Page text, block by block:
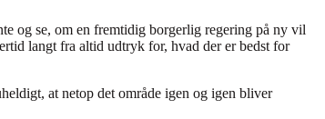
og se, om en fremtidig borgerlig regering på ny vil
langt fra altid udtryk for, hvad der er bedst for
at netop det område igen og igen bliver